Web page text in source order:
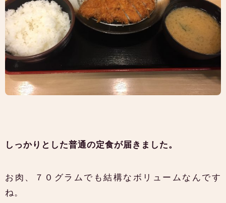
しっかりとした普通の定食が届きました。
お肉、７０グラムでも結構なボリュームなんです
ね。